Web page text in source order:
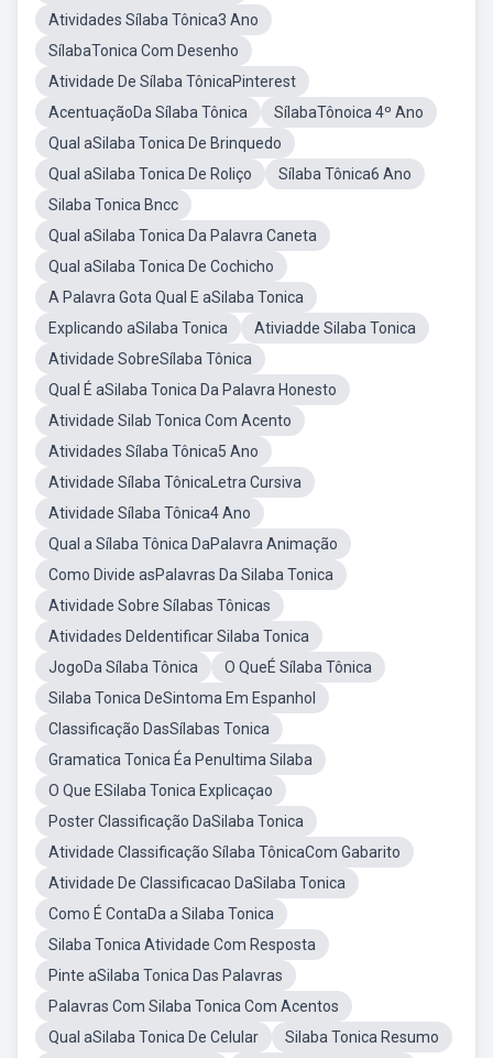
Atividades Sílaba Tônica3 Ano
SílabaTonica Com Desenho
Atividade De Sílaba TônicaPinterest
AcentuaçãoDa Sílaba Tônica
SílabaTônoica 4º Ano
Qual aSilaba Tonica De Brinquedo
Qual aSilaba Tonica De Roliço
Sílaba Tônica6 Ano
Silaba Tonica Bncc
Qual aSilaba Tonica Da Palavra Caneta
Qual aSilaba Tonica De Cochicho
A Palavra Gota Qual E aSilaba Tonica
Explicando aSilaba Tonica
Ativiadde Silaba Tonica
Atividade SobreSílaba Tônica
Qual É aSilaba Tonica Da Palavra Honesto
Atividade Silab Tonica Com Acento
Atividades Sílaba Tônica5 Ano
Atividade Sílaba TônicaLetra Cursiva
Atividade Sílaba Tônica4 Ano
Qual a Sílaba Tônica DaPalavra Animação
Como Divide asPalavras Da Silaba Tonica
Atividade Sobre Sílabas Tônicas
Atividades DeIdentificar Silaba Tonica
JogoDa Sílaba Tônica
O QueÉ Sílaba Tônica
Silaba Tonica DeSintoma Em Espanhol
Classificação DasSílabas Tonica
Gramatica Tonica Éa Penultima Silaba
O Que ESilaba Tonica Explicaçao
Poster Classificação DaSilaba Tonica
Atividade Classificação Sílaba TônicaCom Gabarito
Atividade De Classificacao DaSilaba Tonica
Como É ContaDa a Silaba Tonica
Silaba Tonica Atividade Com Resposta
Pinte aSilaba Tonica Das Palavras
Palavras Com Silaba Tonica Com Acentos
Qual aSilaba Tonica De Celular
Silaba Tonica Resumo